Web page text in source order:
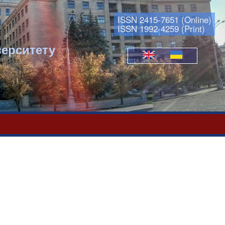
Мови
ISSN 2415-7651 (Online)
ISSN 1992-4259 (Print)